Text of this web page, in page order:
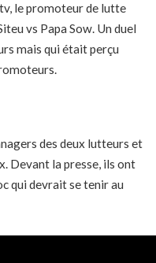
le promoteur de lutte
vs Papa Sow. Un duel
mais qui était perçu
des deux lutteurs et
Devant la presse, ils ont
qui devrait se tenir au